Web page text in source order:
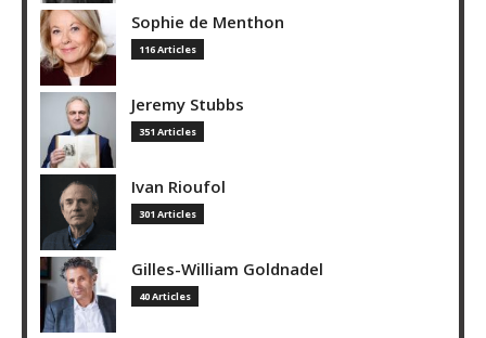
Sophie de Menthon
116 Articles
Jeremy Stubbs
351 Articles
Ivan Rioufol
301 Articles
Gilles-William Goldnadel
40 Articles